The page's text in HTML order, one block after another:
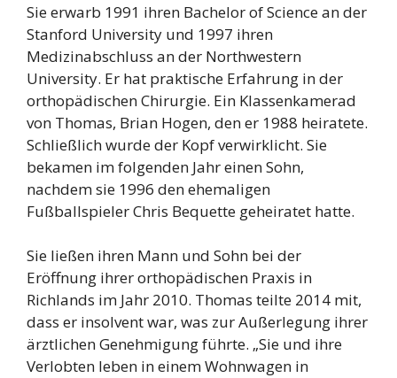
Sie erwarb 1991 ihren Bachelor of Science an der
Stanford University und 1997 ihren
Medizinabschluss an der Northwestern
University. Er hat praktische Erfahrung in der
orthopädischen Chirurgie. Ein Klassenkamerad
von Thomas, Brian Hogen, den er 1988 heiratete.
Schließlich wurde der Kopf verwirklicht. Sie
bekamen im folgenden Jahr einen Sohn,
nachdem sie 1996 den ehemaligen
Fußballspieler Chris Bequette geheiratet hatte.
Sie ließen ihren Mann und Sohn bei der
Eröffnung ihrer orthopädischen Praxis in
Richlands im Jahr 2010. Thomas teilte 2014 mit,
dass er insolvent war, was zur Außerlegung ihrer
ärztlichen Genehmigung führte. „Sie und ihre
Verlobten leben in einem Wohnwagen in